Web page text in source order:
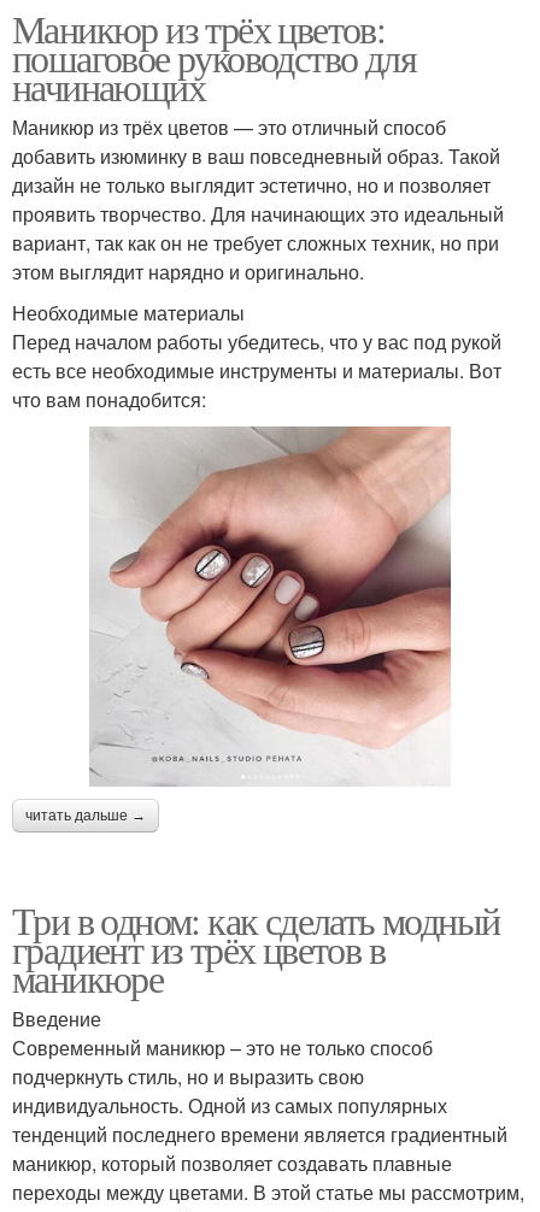
Маникюр из трёх цветов:
пошаговое руководство для
начинающих
Маникюр из трёх цветов — это отличный способ
добавить изюминку в ваш повседневный образ. Такой
дизайн не только выглядит эстетично, но и позволяет
проявить творчество. Для начинающих это идеальный
вариант, так как он не требует сложных техник, но при
этом выглядит нарядно и оригинально.
Необходимые материалы
Перед началом работы убедитесь, что у вас под рукой
есть все необходимые инструменты и материалы. Вот
что вам понадобится:
читать дальше →
Три в одном: как сделать модный
градиент из трёх цветов в
маникюре
Введение
Современный маникюр – это не только способ
подчеркнуть стиль, но и выразить свою
индивидуальность. Одной из самых популярных
тенденций последнего времени является градиентный
маникюр, который позволяет создавать плавные
переходы между цветами. В этой статье мы рассмотрим,